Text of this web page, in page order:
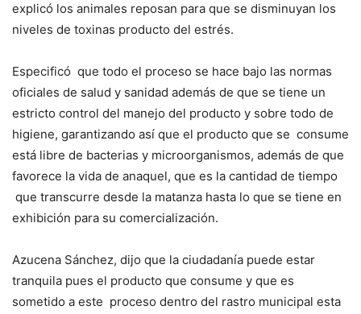
explicó los animales reposan para que se disminuyan los
niveles de toxinas producto del estrés.
Especificó que todo el proceso se hace bajo las normas
oficiales de salud y sanidad además de que se tiene un
estricto control del manejo del producto y sobre todo de
higiene, garantizando así que el producto que se consume
está libre de bacterias y microorganismos, además de que
favorece la vida de anaquel, que es la cantidad de tiempo
que transcurre desde la matanza hasta lo que se tiene en
exhibición para su comercialización.
Azucena Sánchez, dijo que la ciudadanía puede estar
tranquila pues el producto que consume y que es
sometido a este proceso dentro del rastro municipal esta